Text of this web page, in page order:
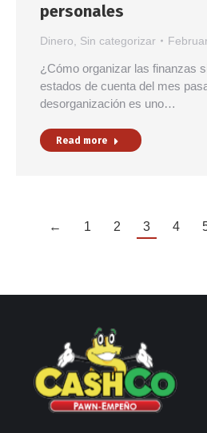
personales
Dinero Sin categorizar
¿Cómo organizar las finanzas
estados de cuenta del mes
desorganización es uno…
Read more
← 1 2 3 4